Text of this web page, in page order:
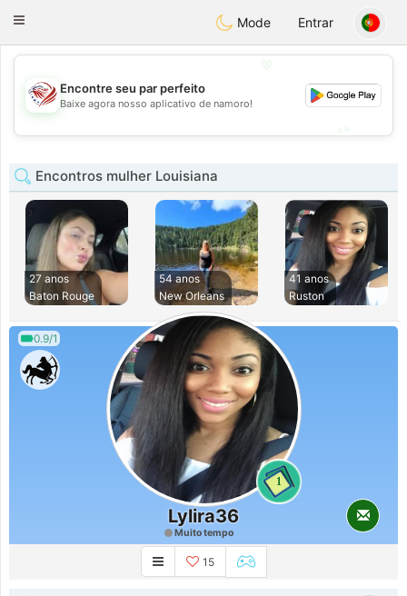
Dating
Toggle
Mode Entrar
💖
💕
Encontre seu par perfeito
Baixe agora nosso aplicativo de namoro!
Encontros mulher Louisiana
27 anos
Baton Rouge
54 anos
New Orleans
41 anos
Ruston
0.9/1
1
Lylira36
Muito tempo
15